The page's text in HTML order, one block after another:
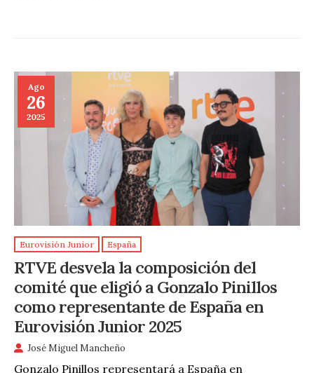
Ago
26
2025
Eurovisión Junior España
RTVE desvela la composición del
comité que eligió a Gonzalo Pinillos
como representante de España en
Eurovisión Junior 2025
José Miguel Mancheño
Gonzalo Pinillos representará a España en